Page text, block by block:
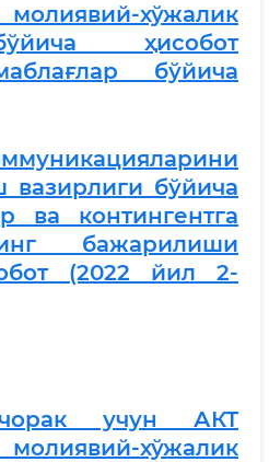
молиявий-хўжалик
ҳисобот
бўйича
вазирлиги бўйича
ва контингентга
бажарилиши
(2022 йил 2-
учун АКТ
молиявий-хўжалик